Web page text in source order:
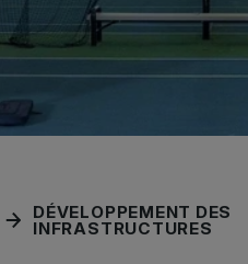
DÉVELOPPEMENT DES
INFRASTRUCTURES